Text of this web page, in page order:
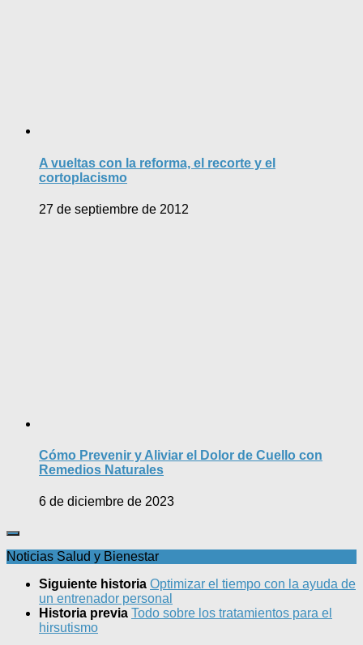
A vueltas con la reforma, el recorte y el
cortoplacismo
27 de septiembre de 2012
Cómo Prevenir y Aliviar el Dolor de Cuello con
Remedios Naturales
6 de diciembre de 2023
Noticias Salud y Bienestar
Siguiente historia Optimizar el tiempo con la ayuda de
un entrenador personal
Historia previa Todo sobre los tratamientos para el
hirsutismo